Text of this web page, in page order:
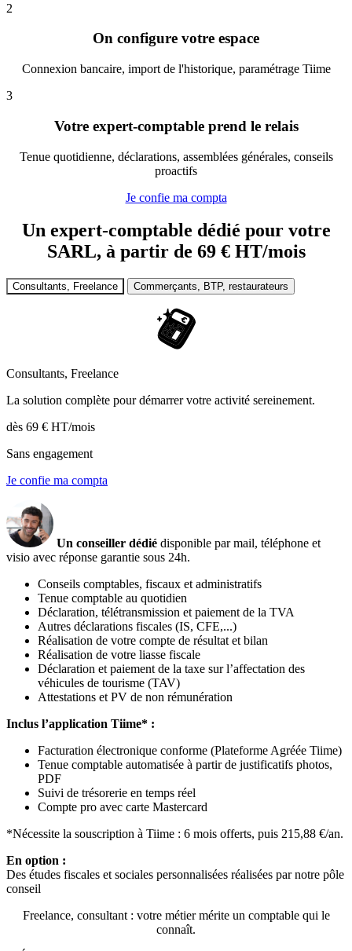
2
On configure votre espace
Connexion bancaire, import de l'historique, paramétrage Tiime
3
Votre expert-comptable prend le relais
Tenue quotidienne, déclarations, assemblées générales, conseils
proactifs
Je confie ma compta
Un expert-comptable dédié pour votre
SARL, à partir de 69 € HT/mois
Consultants, Freelance Commerçants, BTP, restaurateurs
Consultants, Freelance
La solution complète pour démarrer votre activité sereinement.
dès 69 € HT/mois
Sans engagement
Je confie ma compta
Un conseiller dédié disponible par mail, téléphone et
visio avec réponse garantie sous 24h.
Conseils comptables, fiscaux et administratifs
Tenue comptable au quotidien
Déclaration, télétransmission et paiement de la TVA
Autres déclarations fiscales (IS, CFE,...)
Réalisation de votre compte de résultat et bilan
Réalisation de votre liasse fiscale
Déclaration et paiement de la taxe sur l’affectation des
véhicules de tourisme (TAV)
Attestations et PV de non rémunération
Inclus l’application Tiime* :
Facturation électronique conforme (Plateforme Agréée Tiime)
Tenue comptable automatisée à partir de justificatifs photos,
PDF
Suivi de trésorerie en temps réel
Compte pro avec carte Mastercard
*Nécessite la souscription à Tiime : 6 mois offerts, puis 215,88 €/an.
En option :
Des études fiscales et sociales personnalisées réalisées par notre pôle
conseil
Freelance, consultant : votre métier mérite un comptable qui le
connaît.